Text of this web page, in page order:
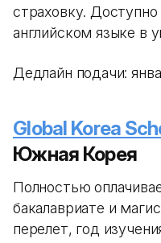
страховку.
английском языке в
Дедлайн подачи:
Global Korea
Южная Корея
Полностью
бакалавриате и
перелет, год